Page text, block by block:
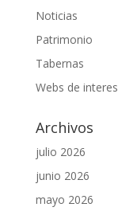
Noticias
Patrimonio
Tabernas
Webs de interes
Archivos
julio 2026
junio 2026
mayo 2026